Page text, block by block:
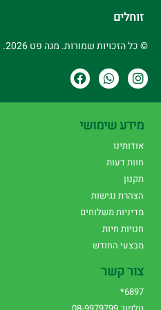
זוחלים
© כל הזכויות שמורות. מגה פט 2026.
מידע שימושי
אודותינו
חוות דעות
תקנון
הצהרת נגישות
מדיניות משלוחים
חנויות חיות
מבצעי החודש
צור קשר
6897*